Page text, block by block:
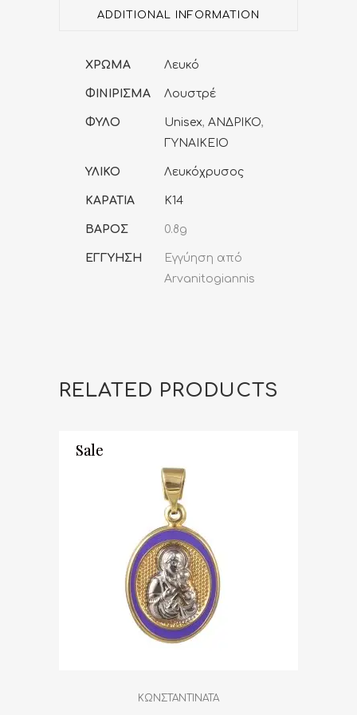
ADDITIONAL INFORMATION
ΧΡΩΜΑ Λευκό
ΦΙΝΙΡΙΣΜΑ Λουστρέ
ΦΥΛΟ Unisex, ΑΝΔΡΙΚΟ,
ΓΥΝΑΙΚΕΙΟ
ΥΛΙΚΟ Λευκόχρυσος
ΚΑΡΑΤΙΑ K14
ΒΑΡΟΣ 0.8g
ΕΓΓΥΗΣΗ
Εγγύηση από
Arvanitogiannis
RELATED PRODUCTS
Sale
ΚΩΝΣΤΑΝΤΙΝΑΤΑ
Sale